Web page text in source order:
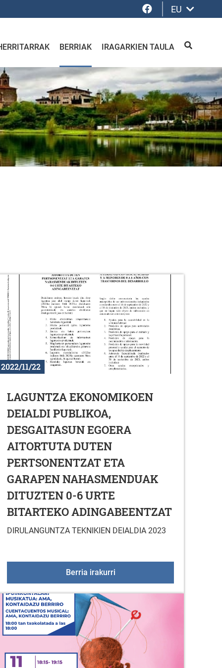
Facebook
EU
BERRIAK IRAGARKIEN TAULA BILATU
2022/11/22
LAGUNTZA EKONOMIKOEN
DEIALDI PUBLIKOA,
DESGAITASUN EGOERA
AITORTUTA DUTEN
PERTSONENTZAT ETA
GARAPEN NAHASMENDUAK
DITUZTEN 0-6 URTE
BITARTEKO ADINGABEENTZAT
DIRULANGUNTZA TEKNIKIEN DEIALDIA 2023
Berria irakurriLAGUNTZA EKONOMIKOEN